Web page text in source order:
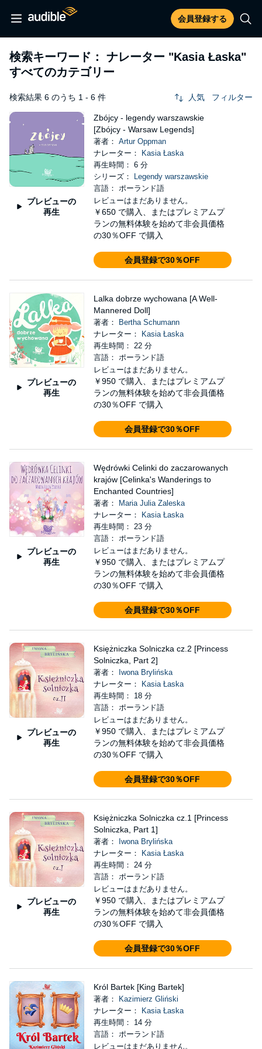
会員登録する
検索キーワード： ナレーター "Kasia Łaska"
すべてのカテゴリー
検索結果 6 のうち 1 - 6 件 人気 フィルター
プレビューの
再生
Zbójcy - legendy warszawskie
[Zbójcy - Warsaw Legends]
著者： Artur Oppman
ナレーター：
Kasia Łaska
再生時間： 6 分
シリーズ：
Legendy warszawskie
言語： ポーランド語
レビューはまだありません。
￥650 で購入、またはプレミアムプ
ランの無料体験を始めて非会員価格
の30％OFF で購入
会員登録で30％OFF
プレビューの
再生
Lalka dobrze wychowana [A Well-
Mannered Doll]
著者：
Bertha Schumann
ナレーター：
Kasia Łaska
再生時間： 22 分
言語： ポーランド語
レビューはまだありません。
￥950 で購入、またはプレミアムプ
ランの無料体験を始めて非会員価格
の30％OFF で購入
会員登録で30％OFF
プレビューの
再生
Wędrówki Celinki do zaczarowanych
krajów [Celinka's Wanderings to
Enchanted Countries]
著者：
Maria Julia Zaleska
ナレーター：
Kasia Łaska
再生時間： 23 分
言語： ポーランド語
レビューはまだありません。
￥950 で購入、またはプレミアムプ
ランの無料体験を始めて非会員価格
の30％OFF で購入
会員登録で30％OFF
プレビューの
再生
Księżniczka Solniczka cz.2 [Princess
Solniczka, Part 2]
著者：
Iwona Brylińska
ナレーター：
Kasia Łaska
再生時間： 18 分
言語： ポーランド語
レビューはまだありません。
￥950 で購入、またはプレミアムプ
ランの無料体験を始めて非会員価格
の30％OFF で購入
会員登録で30％OFF
プレビューの
再生
Księżniczka Solniczka cz.1 [Princess
Solniczka, Part 1]
著者：
Iwona Brylińska
ナレーター：
Kasia Łaska
再生時間： 24 分
言語： ポーランド語
レビューはまだありません。
￥950 で購入、またはプレミアムプ
ランの無料体験を始めて非会員価格
の30％OFF で購入
会員登録で30％OFF
Król Bartek [King Bartek]
著者：
Kazimierz Gliński
ナレーター：
Kasia Łaska
再生時間： 14 分
言語： ポーランド語
レビューはまだありません。